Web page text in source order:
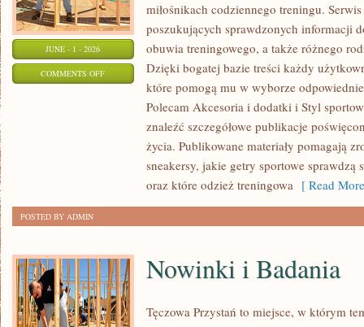
JUNE - 1 - 2026
COMMENTS OFFON
SPORTOWE
miłośnikach codziennego treningu.
poszukujących sprawdzonych informacji
obuwia treningowego, a także różnego
Dzięki bogatej bazie treści każdy
które pomogą mu w wyborze
Polecam Akcesoria i dodatki i Styl
znaleźć szczegółowe publikacje
życia. Publikowane materiały pomagają
sneakersy, jakie getry sportowe sprawdzą
oraz które odzież treningowa [ Read
POSTED BY ADMIN
Nowinki i Badania
Tęczowa Przystań to miejsce, w którym